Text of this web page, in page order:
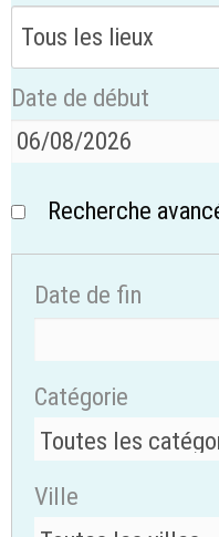
Date de début
Recherche
Date de fin
Catégorie
Ville